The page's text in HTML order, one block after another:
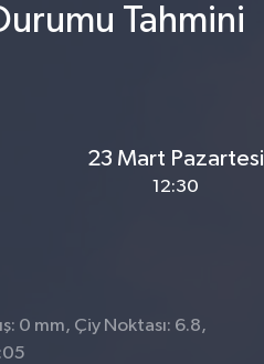
Tahmini
23 Mart Pazartesi
12:30
0 mm, Çiy Noktası: 6.8,